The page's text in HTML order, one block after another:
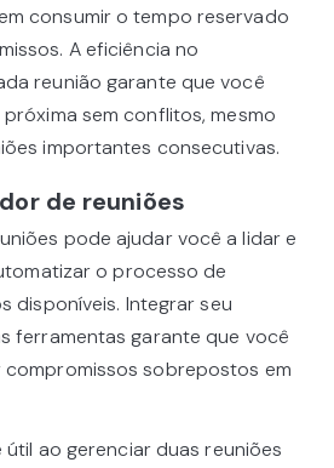
consumir o tempo reservado
A eficiência no
reunião garante que você
sem conflitos, mesmo
importantes consecutivas.
de reuniões
pode ajudar você a lidar e
o processo de
disponíveis. Integrar seu
ferramentas garante que você
sobrepostos em
ao gerenciar duas reuniões